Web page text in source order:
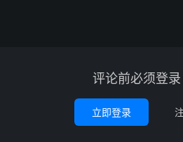
评论前必须登录
立即登录